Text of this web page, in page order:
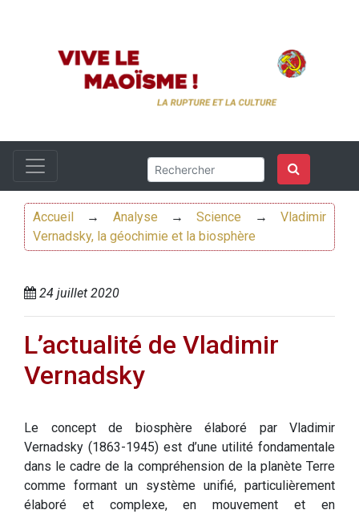
Accueil → Analyse →Science →Vladimir
Vernadsky, la géochimie et la biosphère
24 juillet 2020
L’actualité de Vladimir
Vernadsky
Le concept de biosphère élaboré par Vladimir
Vernadsky (1863-1945) est d’une utilité fondamentale
dans le cadre de la compréhension de la planète Terre
comme formant un système unifié, particulièrement
élaboré et complexe, en mouvement et en